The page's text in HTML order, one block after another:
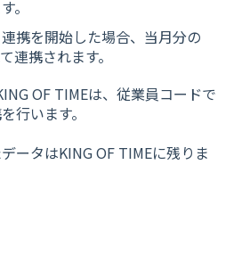
。
携を開始した場合、当月分の
連携されます。
OF TIMEは、従業員コードで
行います。
ータはKING OF TIMEに残りま